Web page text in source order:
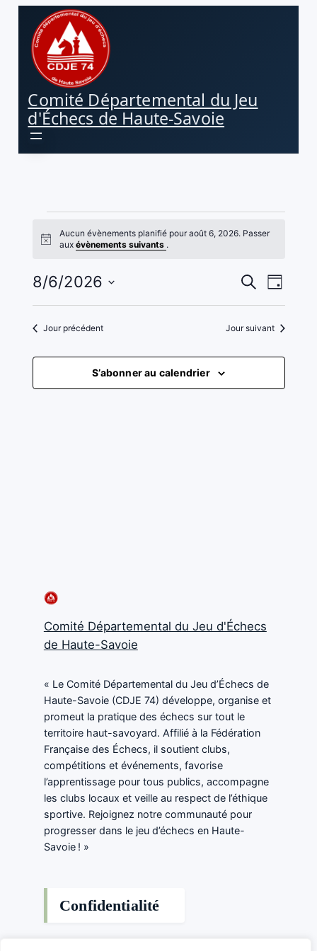
Comité Départemental du Jeu
d'Échecs de Haute-Savoie
Évènements
août
6,
2026
Notice
Aucun évènements planifié pour août 6, 2026. Passer
auxévènements suivants .
et
de
vues
Recherche
Jour
8/6/2026
Sélectionnez
uneJour précédent Jour suivant
S’abonner au calendrier
Comité Départemental du Jeu d'Échecs
de Haute-Savoie
« Le Comité Départemental du Jeu d’Échecs de
Haute-Savoie (CDJE 74) développe, organise et
promeut la pratique des échecs sur tout le
territoire haut-savoyard. Affilié à la Fédération
Française des Échecs, il soutient clubs,
compétitions et événements, favorise
l’apprentissage pour tous publics, accompagne
les clubs locaux et veille au respect de l’éthique
sportive. Rejoignez notre communauté pour
progresser dans le jeu d’échecs en Haute-
Savoie ! »
Confidentialité